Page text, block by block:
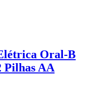
Oral-B
Pilhas AA